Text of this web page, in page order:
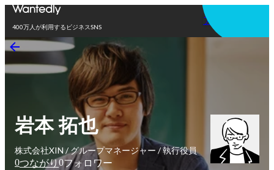
400万人が利用するビジネスSNS
アプリを使う
岩本 拓也
株式会社XIN / グループマネージャー / 執行役員
0つながり 0フォロワー